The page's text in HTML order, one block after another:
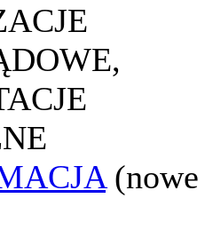
(nowe